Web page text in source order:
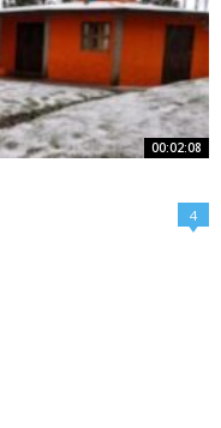
00:02:08
4